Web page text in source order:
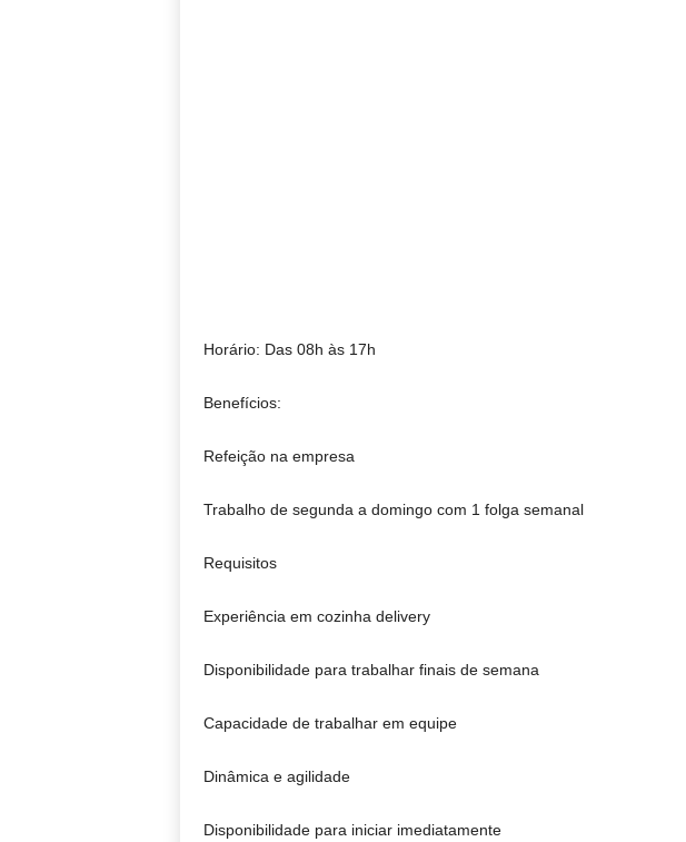
Horário: Das 08h às 17h
Benefícios:
Refeição na empresa
Trabalho de segunda a domingo com 1 folga semanal
Requisitos
Experiência em cozinha delivery
Disponibilidade para trabalhar finais de semana
Capacidade de trabalhar em equipe
Dinâmica e agilidade
Disponibilidade para iniciar imediatamente